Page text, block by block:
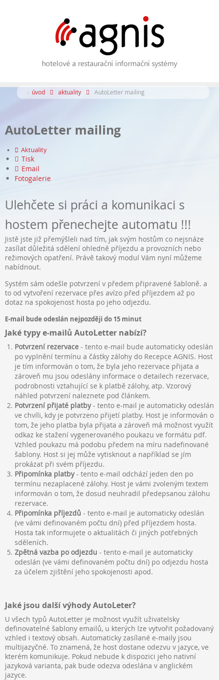
úvod aktuality AutoLetter mailing
AutoLetter mailing
Aktuality
Tisk
Email
Fotogalerie
Ulehčete si práci a komunikaci s
hostem přenechejte automatu !!!
Jistě jste již přemýšleli nad tím, jak svým hostům co nejsnáze
zasílat důležitá sdělení ohledně příjezdu a provozních nebo
režimových opatření. Právě takový modul Vám nyní můžeme
nabídnout.
Systém sám odešle potvrzení v předem připravené šabloně. a
to od vytvoření rezervace přes avízo před příjezdem až po
dotaz na spokojenost hosta po jeho odjezdu.
E-mail bude odeslán nejpozději do 15 minut
Jaké typy e-mailů AutoLetter nabízí?
Potvrzení rezervace - tento e-mail bude automaticky odeslán
po vyplnění termínu a částky zálohy do Recepce AGNIS. Host
je tím informován o tom, že byla jeho rezervace přijata a
zároveň mu jsou odeslány informace o detailech rezervace,
podrobnosti vztahující se k platbě zálohy, atp. Vzorový
náhled potvrzení naleznete pod článkem.
Potvrzení přijaté platby- tento e-mail je automaticky odeslán
ve chvíli, kdy je potvrzeno přijetí platby. Host je informován o
tom, že jeho platba byla přijata a zároveň má možnost využít
odkaz ke stažení vygenerovaného poukazu ve formátu pdf.
Vzhled poukazu má podobu předem na míru nadefinované
šablony. Host si jej může vytisknout a například se jím
prokázat při svém příjezdu.
Připomínka platby- tento e-mail odchází jeden den po
termínu nezaplacené zálohy. Host je vámi zvoleným textem
informován o tom, že dosud neuhradil předepsanou zálohu
rezervace.
Připomínka příjezdů - tento e-mail je automaticky odeslán
(ve vámi definovaném počtu dní) před příjezdem hosta.
Hosta tak informujete o aktualitách či jiných potřebných
sděleních.
Zpětná vazba po odjezdu - tento e-mail je automaticky
odeslán (ve vámi definovaném počtu dní) po odjezdu hosta
za účelem zjištění jeho spokojenosti apod.
Jaké jsou další výhody AutoLeter?
U všech typů AutoLetter je možnost využít uživatelsky
definovatelné šablony emailů, u kterých lze vytvořit požadovaný
vzhled i textový obsah. Automaticky zasílané e-maily jsou
multijazyčné. To znamená, že host dostane odezvu v jazyce, ve
kterém komunikuje. Pokud nebude k dispozici jeho nativní
jazyková varianta, pak bude odezva odeslána v anglickém
jazyce.